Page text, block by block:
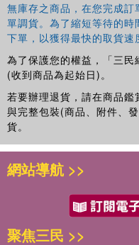
無庫存之商品，在您完成
單調貨。為了縮短等待的
下單，以獲得最快的取貨速
為了保護您的權益，「三民
(收到商品為起始日)。
若要辦理退貨，請在商品
與完整包裝(商品、附件、
貨。
網站導航 >>
聚焦三民 >>